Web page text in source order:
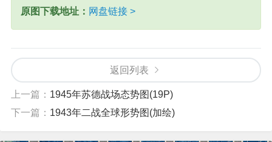
原图下载地址： 网盘链接 >
返回列表
上一篇： 1945年苏德战场态势图(19P)
下一篇： 1943年二战全球形势图(加绘)